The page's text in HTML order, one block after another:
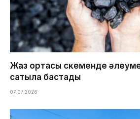
Жаз ортасы Өскеменде
сатыла бастады
07.07.2026